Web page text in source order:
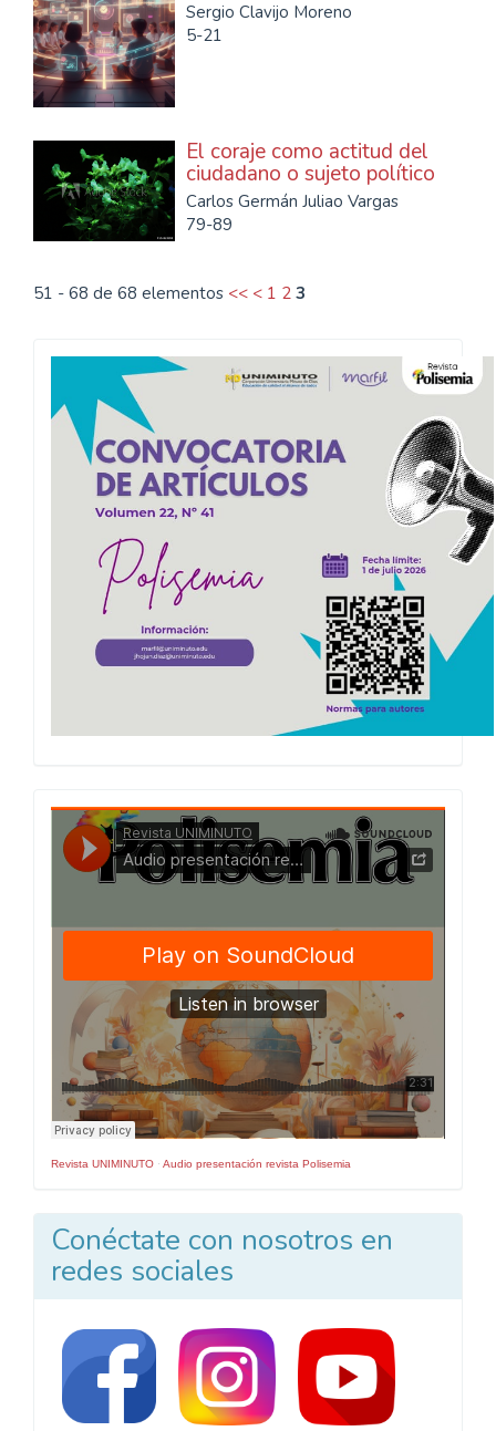
Sergio Clavijo Moreno
5-21
El coraje como actitud del
ciudadano o sujeto político
Carlos Germán Juliao Vargas
79-89
51 - 68 de 68 elementos << < 1 2 3
Convocatoria
Polisemia
2026
Presentacion
Numero
Revista UNIMINUTO · Audio presentación revista Polisemia
Conéctate con nosotros en
redes sociales